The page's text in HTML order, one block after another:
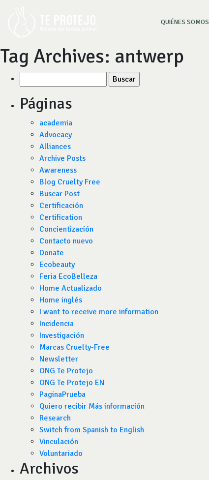
QUIÉNES SOMOS
Tag Archives: antwerp
por:
Páginas
academia
Advocacy
Alliances
Archive Posts
Awareness
Blog Cruelty Free
Buscar Post
Certificación
Certification
Concientización
Contacto nuevo
Donate
Ecobeauty
Feria EcoBelleza
Home Actualizado
Home inglés
I want to receive more information
Incidencia
Investigación
Marcas Cruelty-Free
Newsletter
ONG Te Protejo
ONG Te Protejo EN
PaginaPrueba
Quiero recibir Más información
Research
Switch from Spanish to English
Vinculación
Voluntariado
Archivos